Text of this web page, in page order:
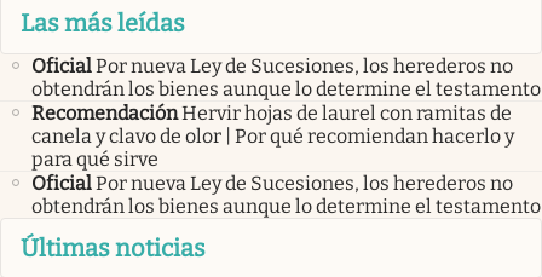
Las más leídas
OficialPor nueva Ley de Sucesiones, los herederos no
obtendrán los bienes aunque lo determine el testamento
RecomendaciónHervir hojas de laurel con ramitas de
canela y clavo de olor | Por qué recomiendan hacerlo y
para qué sirve
OficialPor nueva Ley de Sucesiones, los herederos no
obtendrán los bienes aunque lo determine el testamento
Últimas noticias